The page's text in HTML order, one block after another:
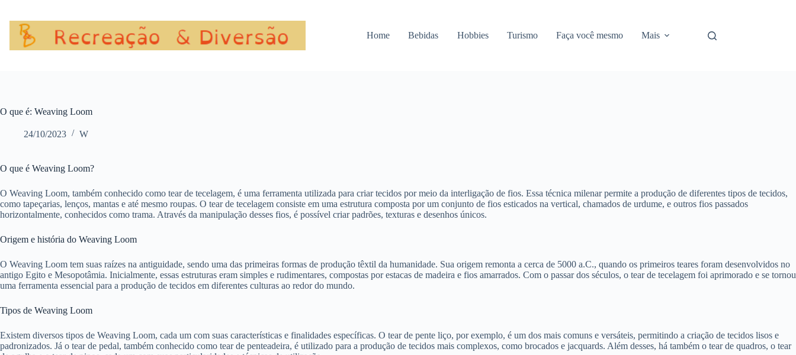
conteúdo
Home Bebidas Hobbies Turismo Faça você mesmo Mais
O que é: Weaving Loom
24/10/2023 W
O que é Weaving Loom?
O Weaving Loom, também conhecido como tear de tecelagem, é uma ferramenta utilizada para criar tecidos por meio da interligação de fios. Essa técnica milenar permite a produção de diferentes tipos de tecidos,
como tapeçarias, lenços, mantas e até mesmo roupas. O tear de tecelagem consiste em uma estrutura composta por um conjunto de fios esticados na vertical, chamados de urdume, e outros fios passados
horizontalmente, conhecidos como trama. Através da manipulação desses fios, é possível criar padrões, texturas e desenhos únicos.
Origem e história do Weaving Loom
O Weaving Loom tem suas raízes na antiguidade, sendo uma das primeiras formas de produção têxtil da humanidade. Sua origem remonta a cerca de 5000 a.C., quando os primeiros teares foram desenvolvidos no
antigo Egito e Mesopotâmia. Inicialmente, essas estruturas eram simples e rudimentares, compostas por estacas de madeira e fios amarrados. Com o passar dos séculos, o tear de tecelagem foi aprimorado e se tornou
uma ferramenta essencial para a produção de tecidos em diferentes culturas ao redor do mundo.
Tipos de Weaving Loom
Existem diversos tipos de Weaving Loom, cada um com suas características e finalidades específicas. O tear de pente liço, por exemplo, é um dos mais comuns e versáteis, permitindo a criação de tecidos lisos e
padronizados. Já o tear de pedal, também conhecido como tear de penteadeira, é utilizado para a produção de tecidos mais complexos, como brocados e jacquards. Além desses, há também o tear de quadros, o tear